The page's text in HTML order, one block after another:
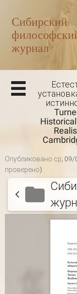
Опубликовано ср,
проверено)